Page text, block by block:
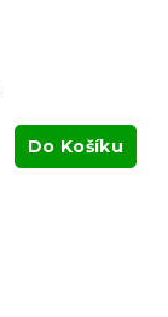
Do Košíku